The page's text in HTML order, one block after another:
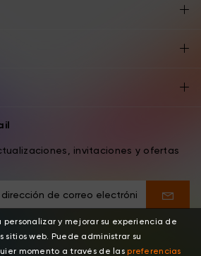
invitaciones y ofertas
personalizar y mejorar su experiencia de
sitios web. Puede administrar su
momento a través de laspreferencias